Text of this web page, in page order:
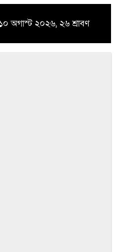
অগাস্ট ২০২৬, ২৬ শ্রাবণ